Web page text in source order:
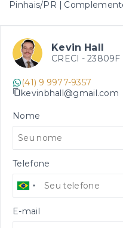
Pinhais/PR |
Kevin Hall
CRECI - 23809F
(41) 9 9977-9357
kevinbhall@gmail.com
Nome
Telefone
E-mail